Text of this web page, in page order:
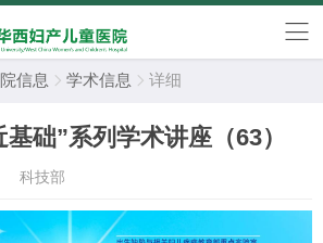
信息  学术信息  详细
础”系列学术讲座（63）
科技部